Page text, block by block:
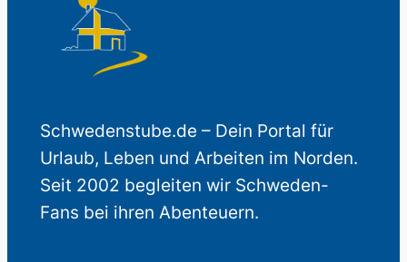
Schwedenstube.de – Dein Portal für
Urlaub, Leben und Arbeiten im Norden.
Seit 2002 begleiten wir Schweden-
Fans bei ihren Abenteuern.